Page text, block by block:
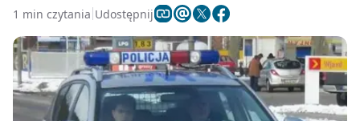
1 min czytania Udostępnij